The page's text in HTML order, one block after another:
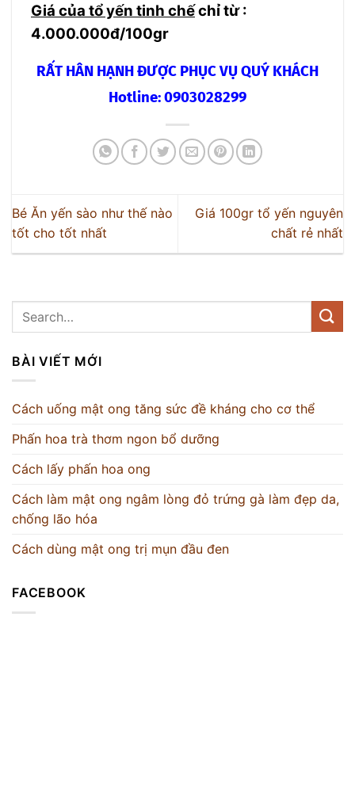
Giá của tổ yến tinh chếchỉ từ :
4.000.000đ/100gr
RẤT HÂN HẠNH ĐƯỢC PHỤC VỤ QUÝ KHÁCH
Hotline: 0903028299
Bé Ăn yến sào như thế nào
tốt cho tốt nhất
Giá 100gr tổ yến nguyên
chất rẻ nhất
BÀI VIẾT MỚI
Cách uống mật ong tăng sức đề kháng cho cơ thể
Phấn hoa trà thơm ngon bổ dưỡng
Cách lấy phấn hoa ong
Cách làm mật ong ngâm lòng đỏ trứng gà làm đẹp da,
chống lão hóa
Cách dùng mật ong trị mụn đầu đen
FACEBOOK